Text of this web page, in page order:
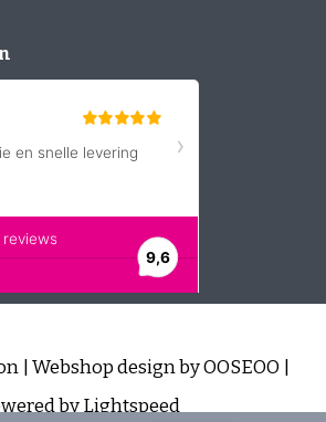
| Webshop design byOOSEOO
byLightspeed